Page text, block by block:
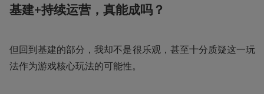
基建+持续运营，真能成吗？
但回到基建的部分，我却不是很乐观，甚至十分质疑这一玩
法作为游戏核心玩法的可能性。